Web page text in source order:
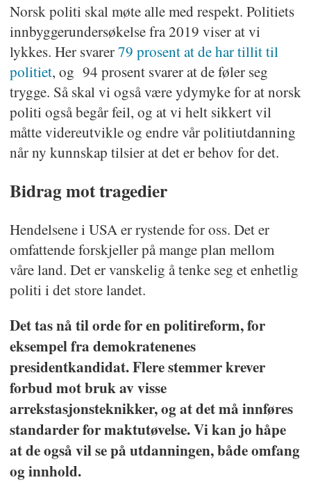
Norsk politi skal møte alle med respekt. Politiets
innbyggerundersøkelse fra 2019 viser at vi
lykkes. Her svarer79 prosent at de har tillit til
politiet, og 94 prosent svarer at de føler seg
trygge. Så skal vi også være ydymyke for at norsk
politi også begår feil, og at vi helt sikkert vil
måtte videreutvikle og endre vår politiutdanning
når ny kunnskap tilsier at det er behov for det.
Bidrag mot tragedier
Hendelsene i USA er rystende for oss. Det er
omfattende forskjeller på mange plan mellom
våre land. Det er vanskelig å tenke seg et enhetlig
politi i det store landet.
Det tas nå til orde for en politireform, for
eksempel fra demokratenenes
presidentkandidat. Flere stemmer krever
forbud mot bruk av visse
arrekstasjonsteknikker, og at det må innføres
standarder for maktutøvelse. Vi kan jo håpe
at de også vil se på utdanningen, både omfang
og innhold.